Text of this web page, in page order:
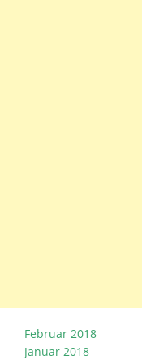
Februar 2018
Januar 2018